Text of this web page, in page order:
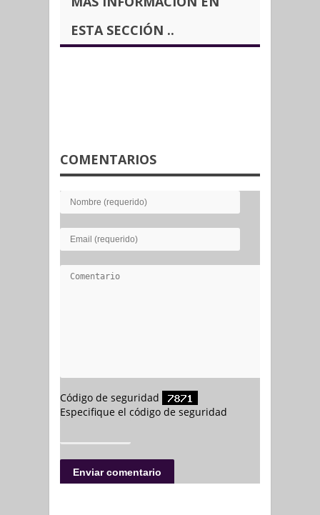
ESTA SECCIÓN ..
COMENTARIOS